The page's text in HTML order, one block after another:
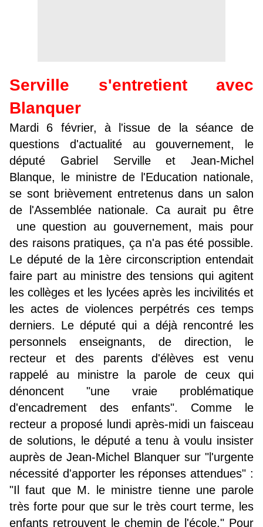
Serville s'entretient avec
Blanquer
Mardi 6 février, à l'issue de la séance de
questions d'actualité au gouvernement, le
député Gabriel Serville et Jean-Michel
Blanque, le ministre de l'Education nationale,
se sont brièvement entretenus dans un salon
de l'Assemblée nationale. Ca aurait pu être
une question au gouvernement, mais pour
des raisons pratiques, ça n'a pas été possible.
Le député de la 1ère circonscription entendait
faire part au ministre des tensions qui agitent
les collèges et les lycées après les incivilités et
les actes de violences perpétrés ces temps
derniers. Le député qui a déjà rencontré les
personnels enseignants, de direction, le
recteur et des parents d'élèves est venu
rappelé au ministre la parole de ceux qui
dénoncent "une vraie problématique
d'encadrement des enfants". Comme le
recteur a proposé lundi après-midi un faisceau
de solutions, le député a tenu à voulu insister
auprès de Jean-Michel Blanquer sur "l'urgente
nécessité d'apporter les réponses attendues" :
"Il faut que M. le ministre tienne une parole
très forte pour que sur le très court terme, les
enfants retrouvent le chemin de l'école." Pour